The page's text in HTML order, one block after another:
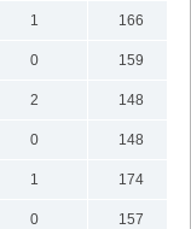
1
166
0
159
2
148
0
148
1
174
0
157